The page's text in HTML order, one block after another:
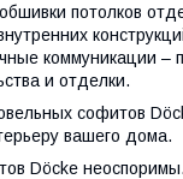
потолков
коммуникации
и отделки.
софитов
вашего дома.
Döcke